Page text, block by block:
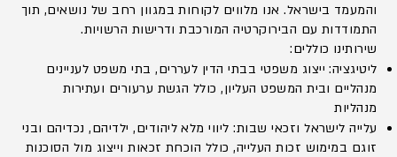
והמעמד בישראל. אנו מלווים לקוחות במגוון רחב של נושאים, תוך
התמודדות עם הבירוקרטיה המורכבת ודרישות הרשויות.
שירותינו כוללים:
ליטיגציה: ייצוג משפטי בבתי הדין לעררים, בתי משפט לעניינים
מנהליים ובית המשפט העליון, כולל הגשת ערעורים ועתירות
מנהליות
עלייה לישראל וזכאי שבות: ליווי מלא ליהודים, ילדיהם, נכדיהם ובני
זוגם במימוש זכות העלייה, כולל הוכחת זכאות וייצוג מול הסוכנות